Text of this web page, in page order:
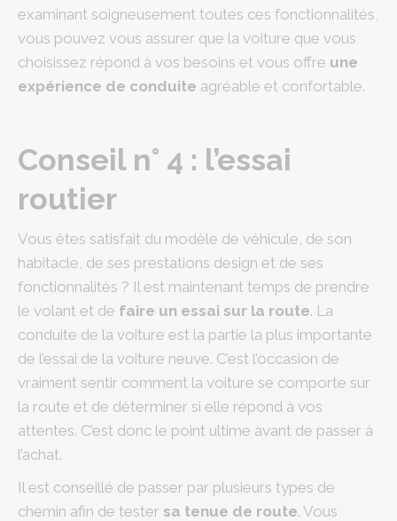
examinant soigneusement toutes ces fonctionnalités,
vous pouvez vous assurer que la voiture que vous
choisissez répond à vos besoins et vous offre une
expérience de conduite agréable et confortable.
Conseil n° 4 : l’essai
routier
Vous êtes satisfait du modèle de véhicule, de son
habitacle, de ses prestations design et de ses
fonctionnalités ? Il est maintenant temps de prendre
le volant et de faire un essai sur la route. La
conduite de la voiture est la partie la plus importante
de l’essai de la voiture neuve. C’est l’occasion de
vraiment sentir comment la voiture se comporte sur
la route et de déterminer si elle répond à vos
attentes. C’est donc le point ultime avant de passer à
l’achat.
Il est conseillé de passer par plusieurs types de
chemin afin de tester sa tenue de route. Vous